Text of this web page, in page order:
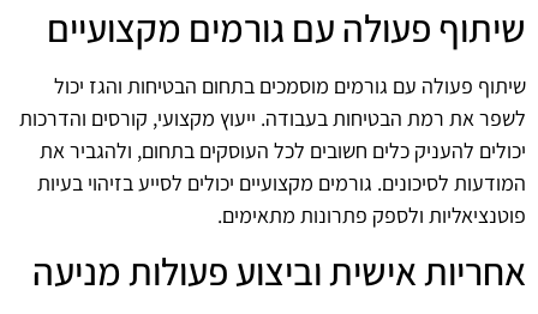
שיתוף פעולה עם גורמים מקצועיים
שיתוף פעולה עם גורמים מוסמכים בתחום הבטיחות והגז יכול
לשפר את רמת הבטיחות בעבודה. ייעוץ מקצועי, קורסים והדרכות
יכולים להעניק כלים חשובים לכל העוסקים בתחום, ולהגביר את
המודעות לסיכונים. גורמים מקצועיים יכולים לסייע בזיהוי בעיות
פוטנציאליות ולספק פתרונות מתאימים.
אחריות אישית וביצוע פעולות מניעה